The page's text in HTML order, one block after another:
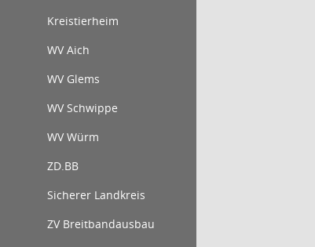
Kreistierheim
WV Aich
WV Glems
WV Schwippe
WV Würm
ZD.BB
Sicherer Landkreis
ZV Breitbandausbau